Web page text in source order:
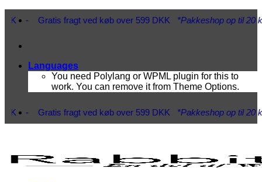
fragt ved køb over 599 DKK*Pakkeshop op til 20 kg* -
Languages
You need Polylang or WPML plugin for this to
work. You can remove it from Theme Options.
fragt ved køb over 599 DKK*Pakkeshop op til 20 kg* -